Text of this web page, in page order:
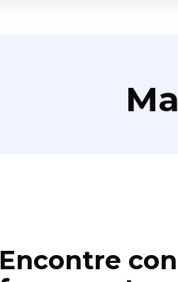
Encontre